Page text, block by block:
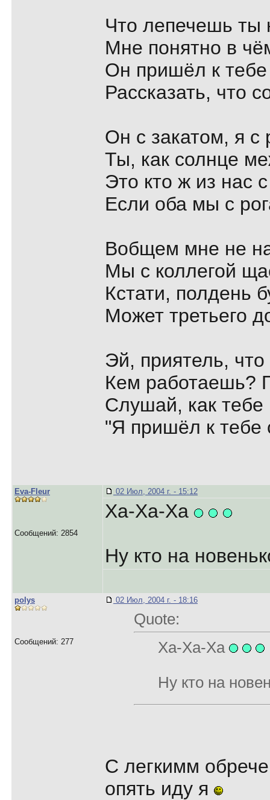
Что лепечешь ты
Мне понятно в
Он пришёл к тебе
Рассказать, что
Он с закатом, я с
Ты, как солнце
Это кто ж из нас
Если оба мы с
Вобщем мне не
Мы с коллегой
Кстати, полдень
Может третьего
Эй, приятель,
Кем работаешь?
Слушай, как тебе
"Я пришёл к тебе
Eva-Fleur
Сообщений: 2854
02 Июл, 2004 г. - 15:12
Ха-Ха-Ха
Ну кто на
polys
Сообщений: 277
02 Июл, 2004 г. - 18:16
Quote:
Ха-Ха-Ха
Ну кто на
С легкимм
опять иду я